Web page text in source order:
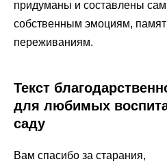
придуманы и составлены
собственным эмоциям,
переживаниям.
Текст
для любимых
саду
Вам спасибо за старания,